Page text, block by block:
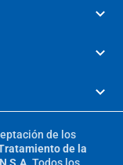
de los
de la